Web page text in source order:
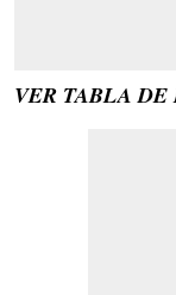
VER TABLA DE